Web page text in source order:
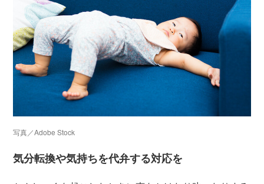
写真／Adobe Stock
気分転換や気持ちを代弁する対応を